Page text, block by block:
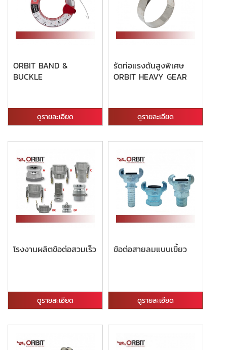
ORBIT BAND &
BUCKLE
ดูรายละเอียด
รัดท่อแรงดันสูงพิเศษ
ORBIT HEAVY GEAR
ดูรายละเอียด
โรงงานผลิตข้อต่อสวมเร็ว
ดูรายละเอียด
ข้อต่อสายลมแบบเขี้ยว
ดูรายละเอียด